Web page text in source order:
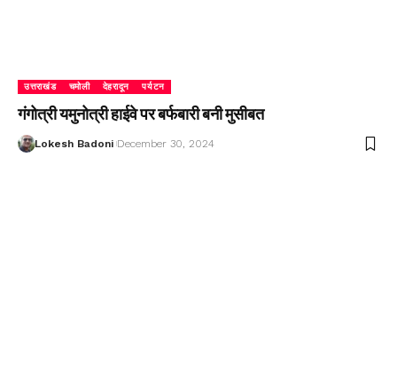
उत्तराखंड चमोली देहरादून पर्यटन
गंगोत्री यमुनोत्री हाईवे पर बर्फबारी बनी मुसीबत
Lokesh Badoni December 30, 2024